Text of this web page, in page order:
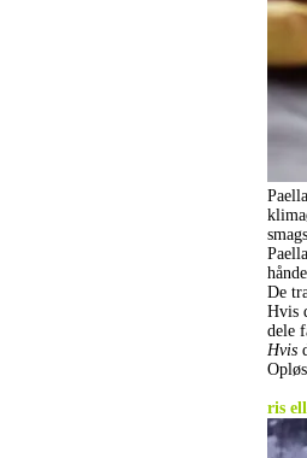
De
Hvis
dele
Hvis
ris